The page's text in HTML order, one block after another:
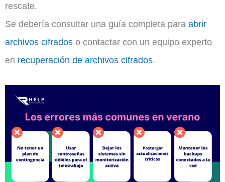
rescate.
Se debería consultar una guía completa para abrir
archivos cifrados o contactar con un equipo experto
en recuperación de archivos cifrados.